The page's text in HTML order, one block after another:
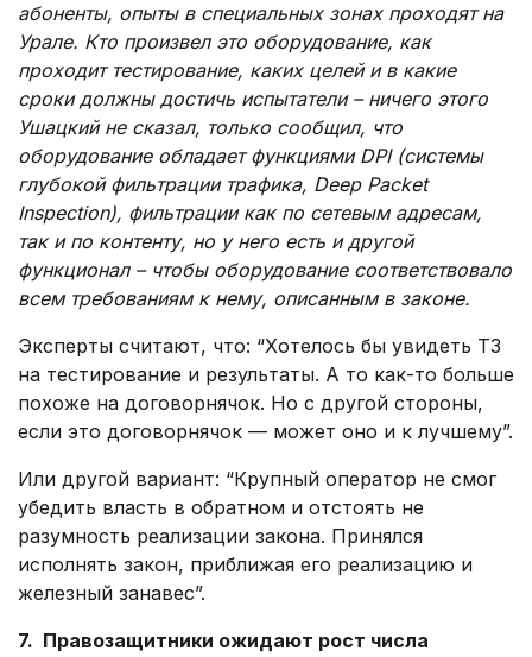
абоненты, опыты в специальных зонах проходят на
Урале. Кто произвел это оборудование, как
проходит тестирование, каких целей и в какие
сроки должны достичь испытатели – ничего этого
Ушацкий не сказал, только сообщил, что
оборудование обладает функциями DPI (системы
глубокой фильтрации трафика, Deep Packet
Inspection), фильтрации как по сетевым адресам,
так и по контенту, но у него есть и другой
функционал – чтобы оборудование соответствовало
всем требованиям к нему, описанным в законе.
Эксперты считают, что: “Хотелось бы увидеть ТЗ
на тестирование и результаты. А то как-то больше
похоже на договорнячок. Но с другой стороны,
если это договорнячок — может оно и к лучшему”.
Или другой вариант: “Крупный оператор не смог
убедить власть в обратном и отстоять не
разумность реализации закона. Принялся
исполнять закон, приближая его реализацию и
железный занавес”.
7. Правозащитники ожидают рост числа